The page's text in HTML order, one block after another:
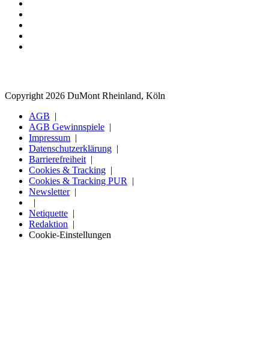
Copyright 2026 DuMont Rheinland, Köln
AGB
AGB Gewinnspiele
Impressum
Datenschutzerklärung
Barrierefreiheit
Cookies & Tracking
Cookies & Tracking PUR
Newsletter
Netiquette
Redaktion
Cookie-Einstellungen